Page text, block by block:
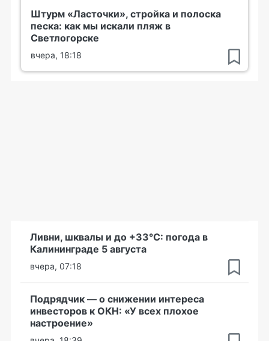
Штурм «Ласточки», стройка и полоска
песка: как мы искали пляж в
Светлогорске
вчера, 18:18
Ливни, шквалы и до +33°С: погода в
Калининграде 5 августа
вчера, 07:18
Подрядчик — о снижении интереса
инвесторов к ОКН: «У всех плохое
настроение»